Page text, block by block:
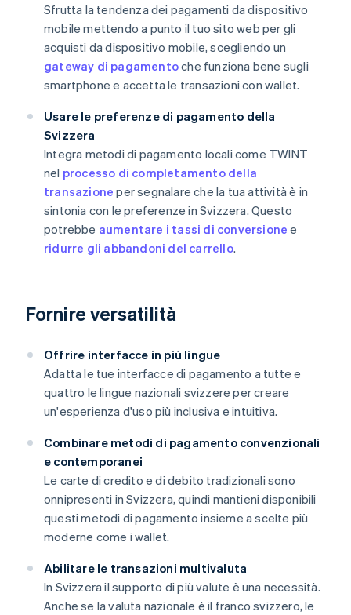
Sfrutta la tendenza dei pagamenti da dispositivo
mobile mettendo a punto il tuo sito web per gli
acquisti da dispositivo mobile, scegliendo un
gateway di pagamentoche funziona bene sugli
smartphone e accetta le transazioni con wallet.
Usare le preferenze di pagamento della
Svizzera
Integra metodi di pagamento locali come TWINT
nel processo di completamento della
transazione per segnalare che la tua attività è in
sintonia con le preferenze in Svizzera. Questo
potrebbe aumentare i tassi di conversione e
ridurre gli abbandoni del carrello.
Fornire versatilità
Offrire interfacce in più lingue
Adatta le tue interfacce di pagamento a tutte e
quattro le lingue nazionali svizzere per creare
un'esperienza d'uso più inclusiva e intuitiva.
Combinare metodi di pagamento convenzionali
e contemporanei
Le carte di credito e di debito tradizionali sono
onnipresenti in Svizzera, quindi mantieni disponibili
questi metodi di pagamento insieme a scelte più
moderne come i wallet.
Abilitare le transazioni multivaluta
In Svizzera il supporto di più valute è una necessità.
Anche se la valuta nazionale è il franco svizzero, le